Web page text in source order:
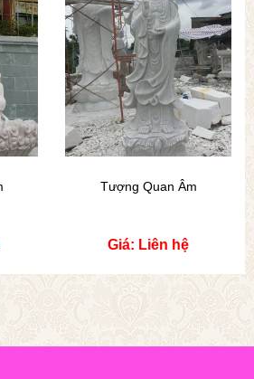
Tượng Quan Âm
Giá: Liên hệ